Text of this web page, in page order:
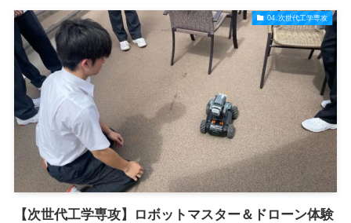
04.次世代工学専攻
【次世代工学専攻】ロボットマスター＆ドローン体験